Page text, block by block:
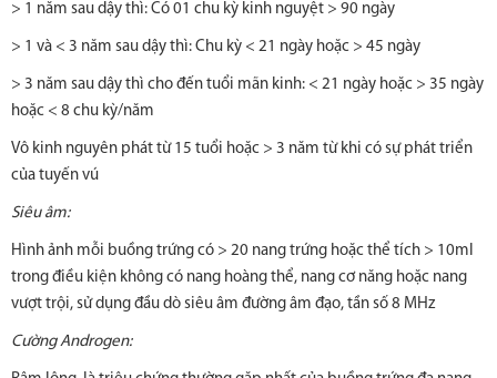
> 1 năm sau dậy thì: Có 01 chu kỳ kinh nguyệt > 90 ngày
> 1 và < 3 năm sau dậy thì: Chu kỳ < 21 ngày hoặc > 45 ngày
> 3 năm sau dậy thì cho đến tuổi mãn kinh: < 21 ngày hoặc > 35 ngày
hoặc < 8 chu kỳ/năm
Vô kinh nguyên phát từ 15 tuổi hoặc > 3 năm từ khi có sự phát triển
của tuyến vú
Siêu âm:
Hình ảnh mỗi buồng trứng có > 20 nang trứng hoặc thể tích > 10ml
trong điều kiện không có nang hoàng thể, nang cơ năng hoặc nang
vượt trội, sử dụng đầu dò siêu âm đường âm đạo, tần số 8 MHz
Cường Androgen: